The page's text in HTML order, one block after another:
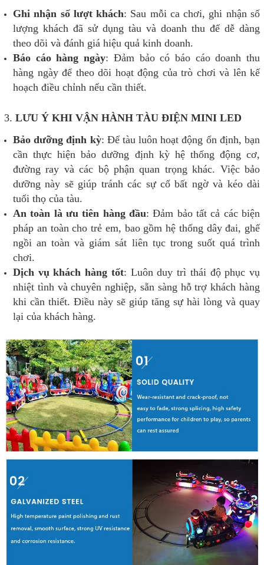
Ghi nhận số lượt khách: Sau mỗi ca chơi, ghi nhận số
lượng khách đã sử dụng tàu và doanh thu để dễ dàng
theo dõi và đánh giá hiệu quả kinh doanh.
Báo cáo hàng ngày: Đảm bảo có báo cáo doanh thu
hàng ngày để theo dõi hoạt động của trò chơi và lên kế
hoạch điều chỉnh nếu cần thiết.
3. LƯU Ý KHI VẬN HÀNH TÀU ĐIỆN MINI LED
Bảo dưỡng định kỳ: Để tàu luôn hoạt động ổn định, bạn
cần thực hiện bảo dưỡng định kỳ hệ thống động cơ,
đường ray và các bộ phận quan trọng khác. Việc bảo
dưỡng này sẽ giúp tránh các sự cố bất ngờ và kéo dài
tuổi thọ của tàu.
An toàn là ưu tiên hàng đầu: Đảm bảo tất cả các biện
pháp an toàn cho trẻ em, bao gồm hệ thống dây đai, ghế
ngồi an toàn và giám sát liên tục trong suốt quá trình
chơi.
Dịch vụ khách hàng tốt: Luôn duy trì thái độ phục vụ
nhiệt tình và chuyên nghiệp, sẵn sàng hỗ trợ khách hàng
khi cần thiết. Điều này sẽ giúp tăng sự hài lòng và quay
lại của khách hàng.